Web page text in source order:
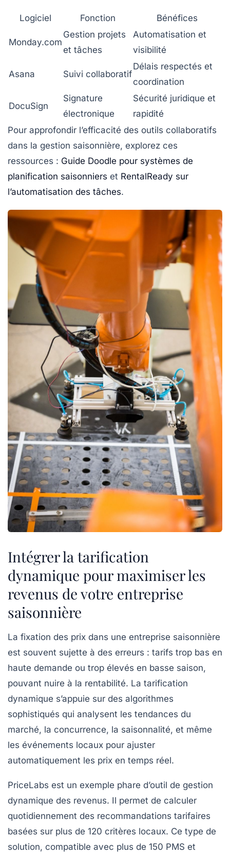
Logiciel Fonction Bénéfices
Monday.com
Gestion projets
et tâches
Automatisation et
visibilité
Asana Suivi collaboratif
Délais respectés et
coordination
DocuSign
Signature
électronique
Sécurité juridique et
rapidité
Pour approfondir l’efficacité des outils collaboratifs
dans la gestion saisonnière, explorez ces
ressources : Guide Doodle pour systèmes de
planification saisonniers et RentalReady sur
l’automatisation des tâches.
Intégrer la tarification
dynamique pour maximiser les
revenus de votre entreprise
saisonnière
La fixation des prix dans une entreprise saisonnière
est souvent sujette à des erreurs : tarifs trop bas en
haute demande ou trop élevés en basse saison,
pouvant nuire à la rentabilité. La tarification
dynamique s’appuie sur des algorithmes
sophistiqués qui analysent les tendances du
marché, la concurrence, la saisonnalité, et même
les événements locaux pour ajuster
automatiquement les prix en temps réel.
PriceLabs est un exemple phare d’outil de gestion
dynamique des revenus. Il permet de calculer
quotidiennement des recommandations tarifaires
basées sur plus de 120 critères locaux. Ce type de
solution, compatible avec plus de 150 PMS et